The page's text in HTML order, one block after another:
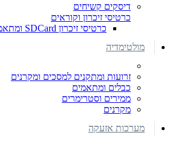
דיסקים קשיחים
כרטיסי זיכרון וקוראים
כרטיסי זיכרון SDCard ומתאמים
מולטימדיה
זרועות ומתקנים למסכים ומקרנים
כבלים ומתאמים
ממירים וסטרימרים
מקרנים
מערכות אזעקה